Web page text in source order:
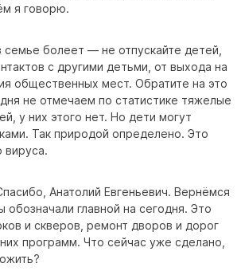
я говорю.
семье болеет — не отпускайте детей,
с другими детьми, от выхода на
общественных мест. Обратите на это
не отмечаем по статистике тяжелые
у них этого нет. Но дети могут
Так природой определено. Это
вируса.
Анатолий Евгеньевич. Вернёмся
главной на сегодня. Это
и скверов, ремонт дворов и дорог
программ. Что сейчас уже сделано,